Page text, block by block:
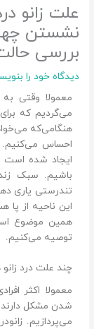
علت زانو
نشستن
بررسی
دیدگاه‌ خود را
معمولا وقتی به
می‌گردیم که
هنگامی‌که
احساس می‌کنیم.
ایجاد شده‌ است
باشیم. سبک
تندرستی یاری
این ناحیه از پا
همین موضوع
توصیه می‌کنیم.
چند علت درد
معمولا اکثر
شدن مشکل
می‌پردازیم.